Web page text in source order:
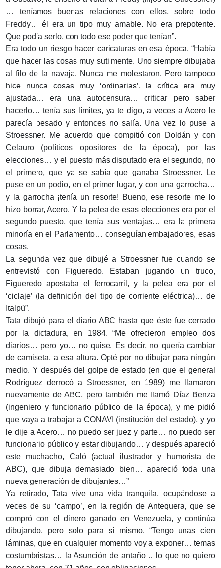
… teníamos buenas relaciones con ellos, sobre todo
Freddy… él era un tipo muy amable. No era prepotente.
Que podía serlo, con todo ese poder que tenían”.
Era todo un riesgo hacer caricaturas en esa época. “Había
que hacer las cosas muy sutilmente. Uno siempre dibujaba
al filo de la navaja. Nunca me molestaron. Pero tampoco
hice nunca cosas muy ‘ordinarias’, la crítica era muy
ajustada… era una autocensura… criticar pero saber
hacerlo… tenía sus límites, ya te digo, a veces a Acero le
parecía pesado y entonces no salía. Una vez lo puse a
Stroessner. Me acuerdo que compitió con Doldán y con
Celauro (políticos opositores de la época), por las
elecciones… y el puesto más disputado era el segundo, no
el primero, que ya se sabía que ganaba Stroessner. Le
puse en un podio, en el primer lugar, y con una garrocha…
y la garrocha ¡tenía un resorte! Bueno, ese resorte me lo
hizo borrar, Acero. Y la pelea de esas elecciones era por el
segundo puesto, que tenía sus ventajas… era la primera
minoría en el Parlamento… conseguían embajadores, esas
cosas.
La segunda vez que dibujé a Stroessner fue cuando se
entrevistó con Figue­redo. Estaban jugando un truco,
Figueredo apostaba el ferrocarril, y la pelea era por el
‘ciclaje’ (la definición del tipo de corriente eléctrica)… de
Itaipú”.
Tata dibujó para el diario ABC hasta que éste fue cerrado
por la dictadura, en 1984. “Me ofrecieron empleo dos
diarios… pero yo… no quise. Es decir, no quería cambiar
de camiseta, a esa altura. Opté por no dibujar para ningún
medio. Y después del golpe de estado (en que el general
Rodríguez derrocó a Stroessner, en 1989) me llamaron
nuevamente de ABC, pero también me llamó Díaz Benza
(ingeniero y funcionario público de la época), y me pidió
que vaya a trabajar a CONAVI (institución del estado), y yo
le dije a Acero… no puedo ser juez y parte… no puedo ser
funcionario público y estar dibujan­do… y después apareció
este muchacho, Caló (actual ilustrador y humorista de
ABC), que dibuja demasiado bien… apareció toda una
nueva generación de dibujantes…”
Ya retirado, Tata vive una vida tranquila, ocupándose a
veces de su ‘campo’, en la región de Antequera, que se
compró con el dinero ganado en Venezuela, y continúa
dibujando, pero solo para sí mismo. “Tengo unas cien
láminas, que en cualquier momento voy a exponer… temas
costumbristas… la Asunción de antaño… lo que no quiero